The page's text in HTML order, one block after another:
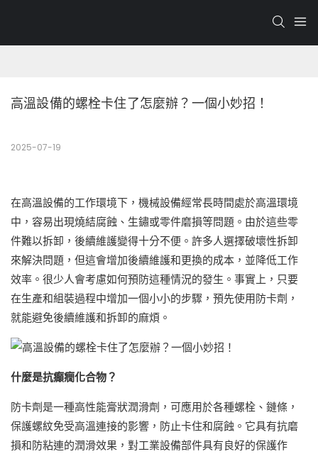
高溫設備的螺栓卡住了怎麼辦？一個小妙招！
2025-07-19
在高溫設備的工作環境下，機械設備經常長時間處於高溫環境
中，容易出現燒結腐蝕、生鏽或零件磨損等問題。由於這些零
件難以拆卸，後續維護變得十分不便。許多人選擇破壞性拆卸
來解決問題，但這會增加後續維護和更換的成本，並降低工作
效率。很少人會考慮如何預防這種情況的發生。事實上，只要
在生產和組裝過程中增加一個小小的步驟，預先使用防卡劑，
就能避免後續維護和拆卸的麻煩。
什麼是抗癲癇化合物？
防卡劑是一種高性能膏狀潤滑劑，可應用於各種螺栓、鏈條，
保護螺紋免受高溫連接的影響，防止卡住和腐蝕。它具有抗磨
損和防粘連的潤滑效果，對工業設備部件具有良好的保護作